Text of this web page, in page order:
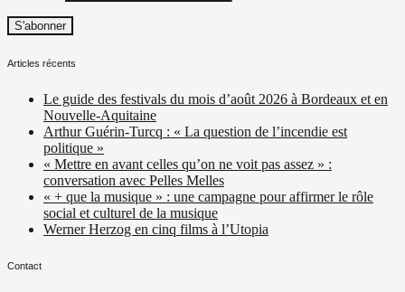
Articles récents
Le guide des festivals du mois d’août 2026 à Bordeaux et en
Nouvelle-Aquitaine
Arthur Guérin-Turcq : « La question de l’incendie est
politique »
« Mettre en avant celles qu’on ne voit pas assez » :
conversation avec Pelles Melles
« + que la musique » : une campagne pour affirmer le rôle
social et culturel de la musique
Werner Herzog en cinq films à l’Utopia
Contact